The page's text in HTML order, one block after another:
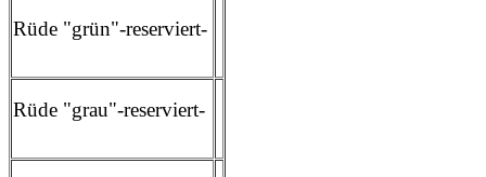
Rüde "grün"-reserviert-
Rüde "grau"-reserviert-